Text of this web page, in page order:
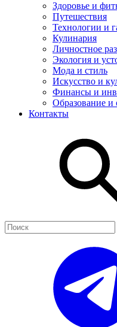
Здоровье и
Путешествия
Технологии и
Кулинария
Личностное
Экология и
Мода и стиль
Искусство и
Финансы и
Образование
Контакты